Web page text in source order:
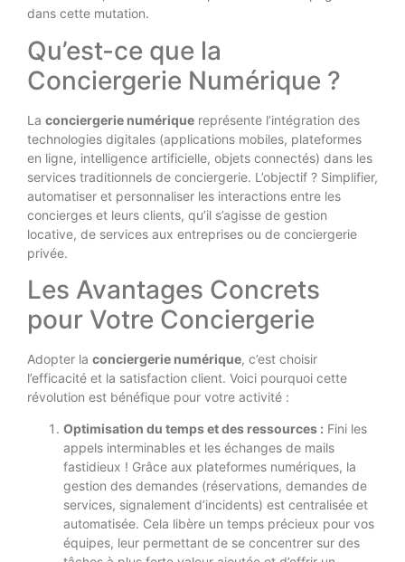
dans cette mutation.
Qu’est-ce que la
Conciergerie Numérique ?
La conciergerie numérique représente l’intégration des
technologies digitales (applications mobiles, plateformes
en ligne, intelligence artificielle, objets connectés) dans les
services traditionnels de conciergerie. L’objectif ? Simplifier,
automatiser et personnaliser les interactions entre les
concierges et leurs clients, qu’il s’agisse de gestion
locative, de services aux entreprises ou de conciergerie
privée.
Les Avantages Concrets
pour Votre Conciergerie
Adopter la conciergerie numérique, c’est choisir
l’efficacité et la satisfaction client. Voici pourquoi cette
révolution est bénéfique pour votre activité :
Optimisation du temps et des ressources : Fini les
appels interminables et les échanges de mails
fastidieux ! Grâce aux plateformes numériques, la
gestion des demandes (réservations, demandes de
services, signalement d’incidents) est centralisée et
automatisée. Cela libère un temps précieux pour vos
équipes, leur permettant de se concentrer sur des